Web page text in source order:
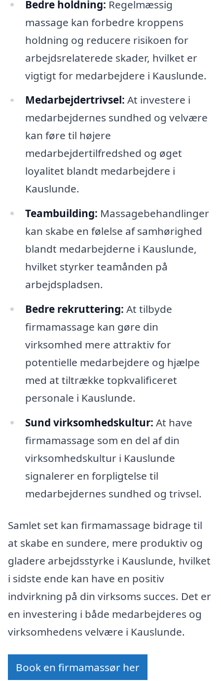
Bedre holdning: Regelmæssig
massage kan forbedre kroppens
holdning og reducere risikoen for
arbejdsrelaterede skader, hvilket er
vigtigt for medarbejdere i Kauslunde.
Medarbejdertrivsel: At investere i
medarbejdernes sundhed og velvære
kan føre til højere
medarbejdertilfredshed og øget
loyalitet blandt medarbejdere i
Kauslunde.
Teambuilding: Massagebehandlinger
kan skabe en følelse af samhørighed
blandt medarbejderne i Kauslunde,
hvilket styrker teamånden på
arbejdspladsen.
Bedre rekruttering: At tilbyde
firmamassage kan gøre din
virksomhed mere attraktiv for
potentielle medarbejdere og hjælpe
med at tiltrække topkvalificeret
personale i Kauslunde.
Sund virksomhedskultur: At have
firmamassage som en del af din
virksomhedskultur i Kauslunde
signalerer en forpligtelse til
medarbejdernes sundhed og trivsel.
Samlet set kan firmamassage bidrage til
at skabe en sundere, mere produktiv og
gladere arbejdsstyrke i Kauslunde, hvilket
i sidste ende kan have en positiv
indvirkning på din virksoms succes. Det er
en investering i både medarbejderes og
virksomhedens velvære i Kauslunde.
Book en firmamassør her